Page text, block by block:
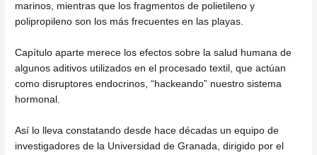
marinos, mientras que los fragmentos de polietileno y
polipropileno son los más frecuentes en las playas.
Capítulo aparte merece los efectos sobre la salud humana de
algunos aditivos utilizados en el procesado textil, que actúan
como disruptores endocrinos, “hackeando” nuestro sistema
hormonal.
Así lo lleva constatando desde hace décadas un equipo de
investigadores de la Universidad de Granada, dirigido por el